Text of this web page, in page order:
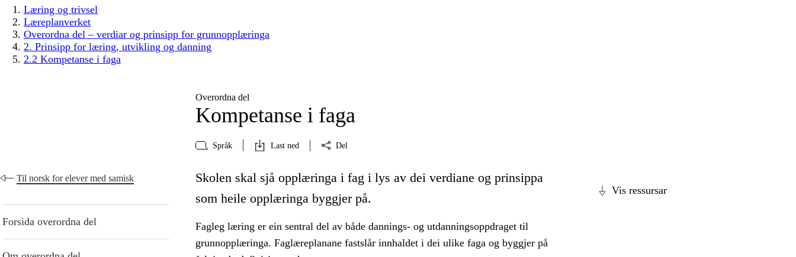
Læring og trivsel
Læreplanverket
Overordna del – verdiar og prinsipp for grunnopplæringa
2. Prinsipp for læring, utvikling og danning
2.2 Kompetanse i faga
Overordna del
Kompetanse i faga
Språk Last ned Del
Til norsk for elever med samisk
Forsida overordna del
Vis ressursar
Skolen skal sjå opplæringa i fag i lys av dei verdiane og prinsippa
som heile opplæringa byggjer på.
Fagleg læring er ein sentral del av både dannings- og utdanningsoppdraget til
grunnopplæringa. Faglæreplanane fastslår innhaldet i dei ulike faga og byggjer på